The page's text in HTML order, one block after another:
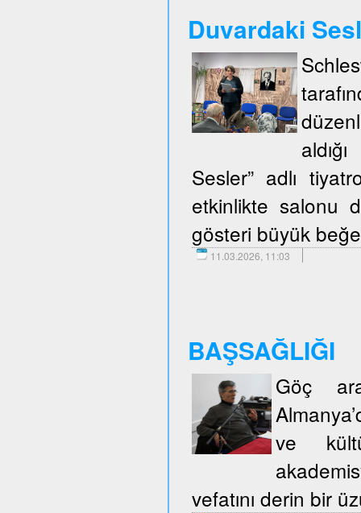
Duvardaki
Sesler” adlı
etkinlikte salonu
gösteri büyük
11.03.2026, 11:03
BAŞSAĞLIĞI
Göç
ve
vefatını derin bir